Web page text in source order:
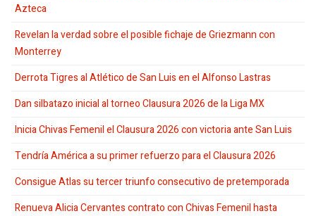
Azteca
Revelan la verdad sobre el posible fichaje de Griezmann con
Monterrey
Derrota Tigres al Atlético de San Luis en el Alfonso Lastras
Dan silbatazo inicial al torneo Clausura 2026 de la Liga MX
Inicia Chivas Femenil el Clausura 2026 con victoria ante San Luis
Tendría América a su primer refuerzo para el Clausura 2026
Consigue Atlas su tercer triunfo consecutivo de pretemporada
Renueva Alicia Cervantes contrato con Chivas Femenil hasta